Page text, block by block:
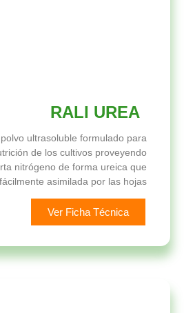
RALI UREA
ultrasoluble formulado para
de los cultivos proveyendo
nitrógeno de forma ureica que
asimilada por las hojas
Ver Ficha Técnica